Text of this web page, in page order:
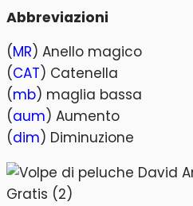
Abbreviazioni
(MR) Anello magico
(CAT) Catenella
(mb) maglia bassa
(aum) Aumento
(dim) Diminuzione